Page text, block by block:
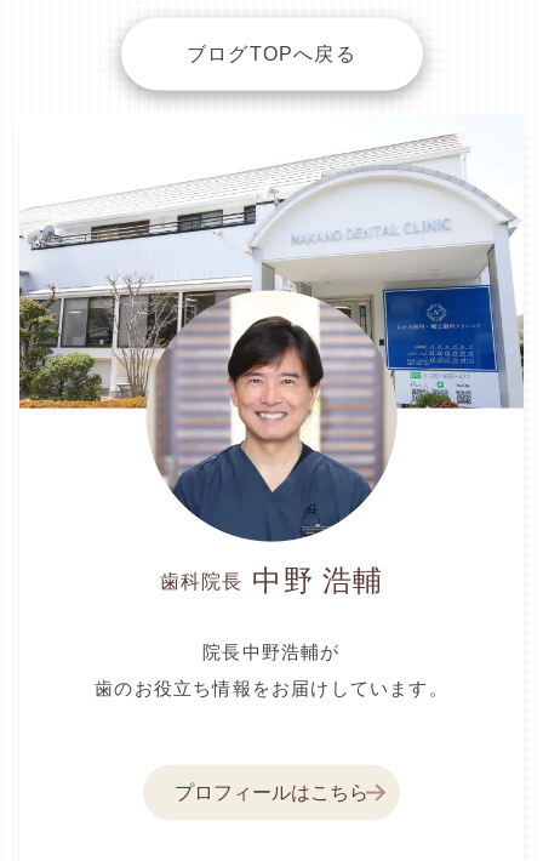
ブログTOPへ戻る
歯科院長 中野 浩輔
院長中野浩輔が
歯のお役立ち情報をお届けしています。
プロフィールはこちら